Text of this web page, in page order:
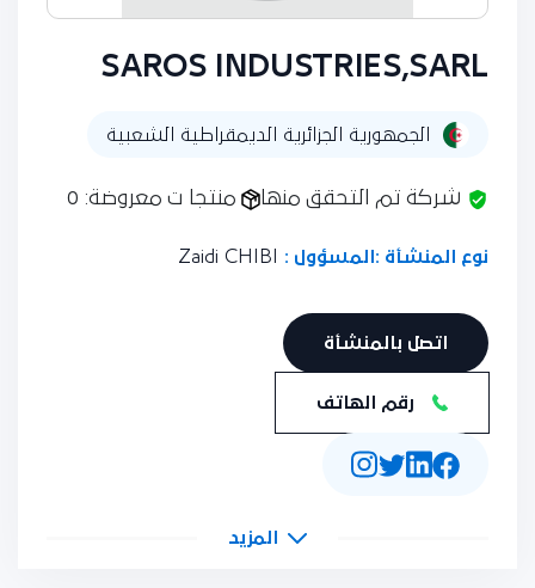
SAROS INDUSTRIES,SARL
الجمهورية الجزائرية الديمقراطية الشعبية
شركة تم التحقق منها منتجا ت معروضة: 0
نوع المنشأة : المسؤول :
اتصل بالمنشأة
رقم الهاتف
المزيد